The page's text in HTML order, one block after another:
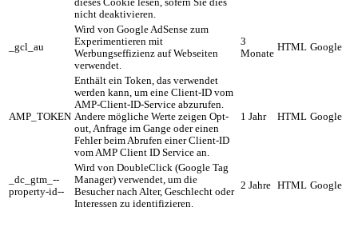
dieses Cookie lesen, sofern Sie dies
nicht deaktivieren.
_gcl_au
Wird von Google AdSense zum
Experimentieren mit
Werbungseffizienz auf Webseiten
verwendet.
3
Monate
HTML Google
AMP_TOKEN
Enthält ein Token, das verwendet
werden kann, um eine Client-ID vom
AMP-Client-ID-Service abzurufen.
Andere mögliche Werte zeigen Opt-
out, Anfrage im Gange oder einen
Fehler beim Abrufen einer Client-ID
vom AMP Client ID Service an.
1 Jahr HTML Google
_dc_gtm_--
property-id--
Wird von DoubleClick (Google Tag
Manager) verwendet, um die
Besucher nach Alter, Geschlecht oder
Interessen zu identifizieren.
2 Jahre HTML Google